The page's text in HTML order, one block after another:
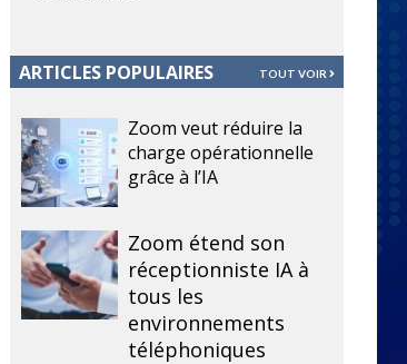
ARTICLES POPULAIRES TOUT VOIR
Zoom veut réduire la
charge opérationnelle
grâce à l’IA
Zoom étend son
réceptionniste IA à
tous les
environnements
téléphoniques